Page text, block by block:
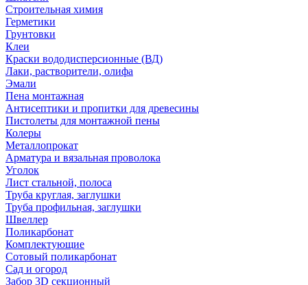
Строительная химия
Герметики
Грунтовки
Клеи
Краски вододисперсионные (ВД)
Лаки, растворители, олифа
Эмали
Пена монтажная
Антисептики и пропитки для древесины
Пистолеты для монтажной пены
Колеры
Металлопрокат
Арматура и вязальная проволока
Уголок
Лист стальной, полоса
Труба круглая, заглушки
Труба профильная, заглушки
Швеллер
Поликарбонат
Комплектующие
Сотовый поликарбонат
Сад и огород
Забор 3D секционный